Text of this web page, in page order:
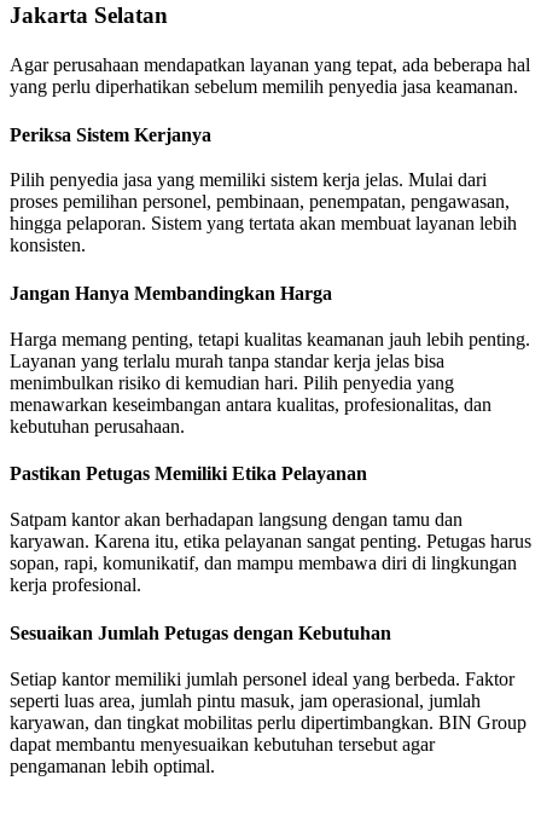
Jakarta Selatan
Agar perusahaan mendapatkan layanan yang tepat, ada beberapa hal
yang perlu diperhatikan sebelum memilih penyedia jasa keamanan.
Periksa Sistem Kerjanya
Pilih penyedia jasa yang memiliki sistem kerja jelas. Mulai dari
proses pemilihan personel, pembinaan, penempatan, pengawasan,
hingga pelaporan. Sistem yang tertata akan membuat layanan lebih
konsisten.
Jangan Hanya Membandingkan Harga
Harga memang penting, tetapi kualitas keamanan jauh lebih penting.
Layanan yang terlalu murah tanpa standar kerja jelas bisa
menimbulkan risiko di kemudian hari. Pilih penyedia yang
menawarkan keseimbangan antara kualitas, profesionalitas, dan
kebutuhan perusahaan.
Pastikan Petugas Memiliki Etika Pelayanan
Satpam kantor akan berhadapan langsung dengan tamu dan
karyawan. Karena itu, etika pelayanan sangat penting. Petugas harus
sopan, rapi, komunikatif, dan mampu membawa diri di lingkungan
kerja profesional.
Sesuaikan Jumlah Petugas dengan Kebutuhan
Setiap kantor memiliki jumlah personel ideal yang berbeda. Faktor
seperti luas area, jumlah pintu masuk, jam operasional, jumlah
karyawan, dan tingkat mobilitas perlu dipertimbangkan. BIN Group
dapat membantu menyesuaikan kebutuhan tersebut agar
pengamanan lebih optimal.